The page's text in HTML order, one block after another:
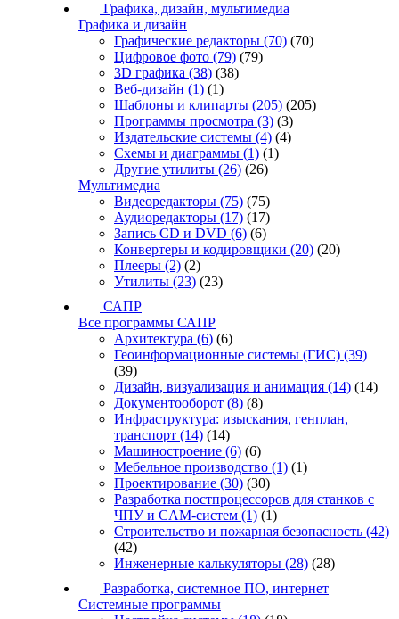
Графика, дизайн, мультимедиа
Графика и дизайн
Графические редакторы (70) (70)
Цифровое фото (79) (79)
3D графика (38) (38)
Веб-дизайн (1) (1)
Шаблоны и клипарты (205) (205)
Программы просмотра (3) (3)
Издательские системы (4) (4)
Схемы и диаграммы (1) (1)
Другие утилиты (26) (26)
Мультимедиа
Видеоредакторы (75) (75)
Аудиоредакторы (17) (17)
Запись CD и DVD (6) (6)
Конвертеры и кодировщики (20) (20)
Плееры (2) (2)
Утилиты (23) (23)
САПР
Все программы САПР
Архитектура (6) (6)
Геоинформационные системы (ГИС) (39)
(39)
Дизайн, визуализация и анимация (14) (14)
Документооборот (8) (8)
Инфраструктура: изыскания, генплан,
транспорт (14) (14)
Машиностроение (6) (6)
Мебельное производство (1) (1)
Проектирование (30) (30)
Разработка постпроцессоров для станков с
ЧПУ и CAM-систем (1) (1)
Строительство и пожарная безопасность (42)
(42)
Инженерные калькуляторы (28) (28)
Разработка, системное ПО, интернет
Системные программы